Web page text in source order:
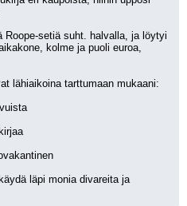
setiä suht. halvalla, ja löytyi
kolme ja puoli euroa,
lähiaikoina tarttumaan mukaani:
läpi monia divareita ja